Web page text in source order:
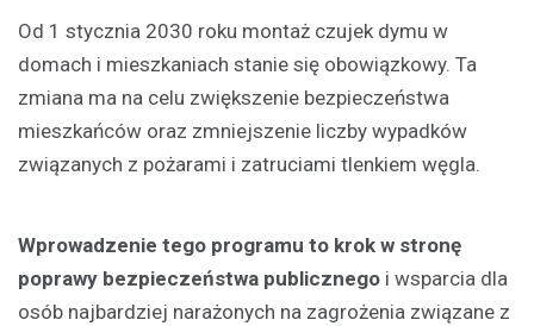
Od 1 stycznia 2030 roku montaż czujek dymu w
domach i mieszkaniach stanie się obowiązkowy. Ta
zmiana ma na celu zwiększenie bezpieczeństwa
mieszkańców oraz zmniejszenie liczby wypadków
związanych z pożarami i zatruciami tlenkiem węgla.
Wprowadzenie tego programu to krok w stronę
poprawy bezpieczeństwa publicznego i wsparcia dla
osób najbardziej narażonych na zagrożenia związane z